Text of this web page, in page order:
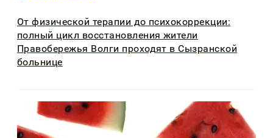
От физической терапии до психокоррекции:
полный цикл восстановления жители
Правобережья Волги проходят в Сызранской
больнице